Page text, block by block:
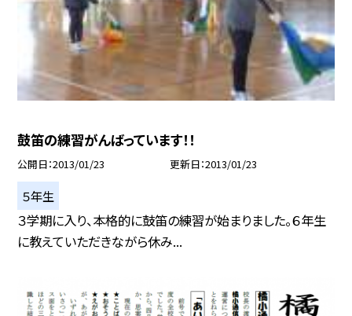
鼓笛の練習がんばっています！！
公開日 2013/01/23 更新日 2013/01/23
５年生
３学期に入り、本格的に鼓笛の練習が始まりました。６年生
に教えていただきながら休み...